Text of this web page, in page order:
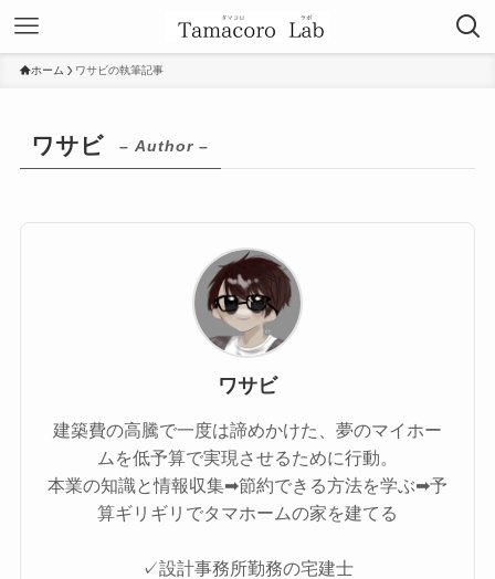
ホーム ワサビの執筆記事
ワサビ – Author –
ワサビ
建築費の高騰で一度は諦めかけた、夢のマイホー
ムを低予算で実現させるために行動。
本業の知識と情報収集➡節約できる方法を学ぶ➡予
算ギリギリでタマホームの家を建てる
✓設計事務所勤務の宅建士